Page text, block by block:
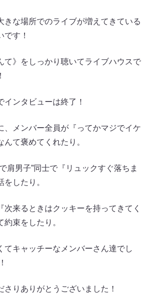
きな場所でのライブが増えてきている
です！
て》をしっかり聴いてライブハウスで
ンタビューは終了！
、メンバー全員が『ってかマジでイケ
て褒めてくれたり。
肩男子”同士で『リュックすぐ落ちま
したり。
次来るときはクッキーを持ってきてく
束をしたり。
てキャッチーなメンバーさん達でし
さりありがとうございました！